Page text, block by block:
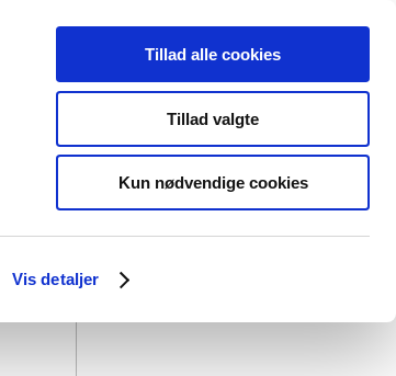
Vis detaljer
Tillad alle cookies
Tillad valgte
Kun nødvendige cookies